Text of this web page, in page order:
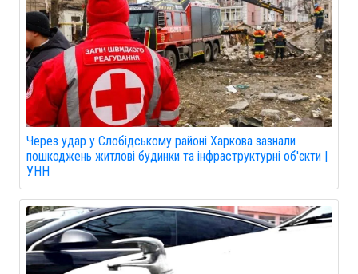
Через удар у Слобідському районі Харкова зазнали
пошкоджень житлові будинки та інфраструктурні об'єкти |
УНН